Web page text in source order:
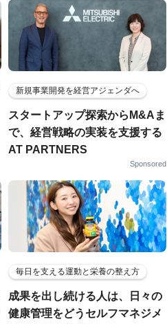
新規事業開発を経営アジェンダへ
スタートアップ探索からM&Aま
で、経営戦略の実装を支援する
AT PARTNERS
Sponsored
毎日を支える運動と栄養の整え方
成果を出し続ける人は、日々の
健康管理をどうセルフマネジメ